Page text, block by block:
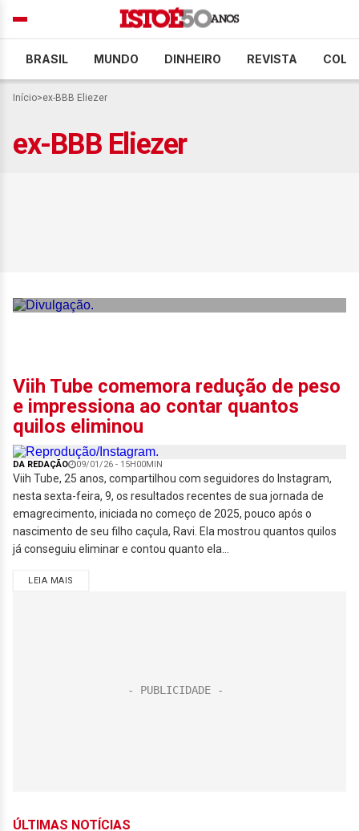
BRASIL MUNDO DINHEIRO REVISTA
Início>ex-BBB Eliezer
ex-BBB Eliezer
Viih Tube comemora redução de peso
e impressiona ao contar quantos
quilos eliminou
DA REDAÇÃO 09/01/26 - 15H00MIN
Viih Tube, 25 anos, compartilhou com seguidores do Instagram,
nesta sexta-feira, 9, os resultados recentes de sua jornada de
emagrecimento, iniciada no começo de 2025, pouco após o
nascimento de seu filho caçula, Ravi. Ela mostrou quantos quilos
já conseguiu eliminar e contou quanto ela...
LEIA MAIS